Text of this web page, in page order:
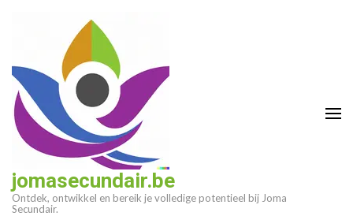
(druk
enter)
jomasecundair.be
Ontdek, ontwikkel en bereik je volledige potentieel bij Joma
Secundair.